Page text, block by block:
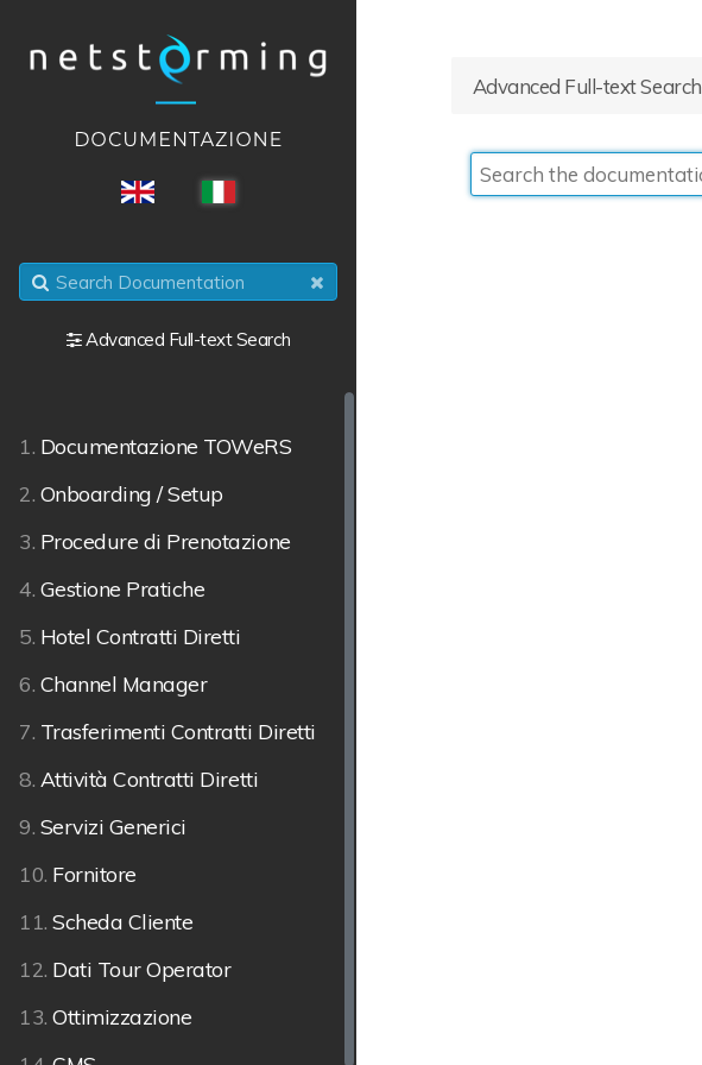
ITA
Advanced Full-text Search
1. Documentazione TOWeRS
2. Onboarding / Setup
3. Procedure di Prenotazione
4. Gestione Pratiche
5. Hotel Contratti Diretti
6. Channel Manager
7. Trasferimenti Contratti Diretti
8. Attività Contratti Diretti
9. Servizi Generici
10. Fornitore
11.Scheda Cliente
12. Dati Tour Operator
13.Ottimizzazione
Advanced Full-text Search